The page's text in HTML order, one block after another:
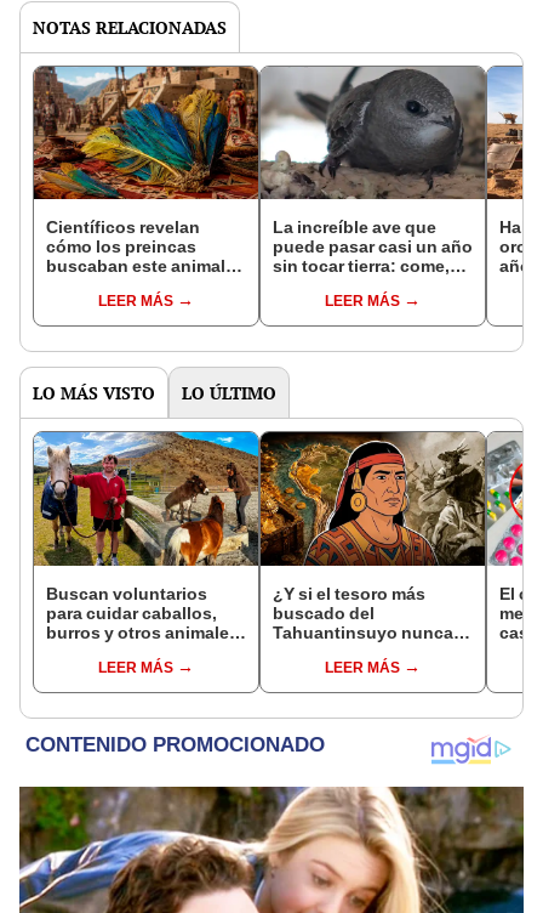
NOTAS RELACIONADAS
Científicos revelan
cómo los preincas
buscaban este animal
funerarios hace 1.000
años: plumas eran clave
LEER MÁS
La increíble ave que
puede pasar casi un año
sin tocar tierra: come,
aparea en pleno vuelo
LEER MÁS
oro
años
LO MÁS VISTO LO ÚLTIMO
Buscan voluntarios
para cuidar caballos,
burros y otros animales
Zelanda: ofrecerán
alojamiento gratis
LEER MÁS
¿Y si el tesoro más
buscado del
Tahuantinsuyo nunca
pensaban? Una nueva
teoría reabre el misterio
LEER MÁS
El